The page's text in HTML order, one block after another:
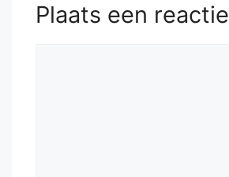
Plaats een reactie